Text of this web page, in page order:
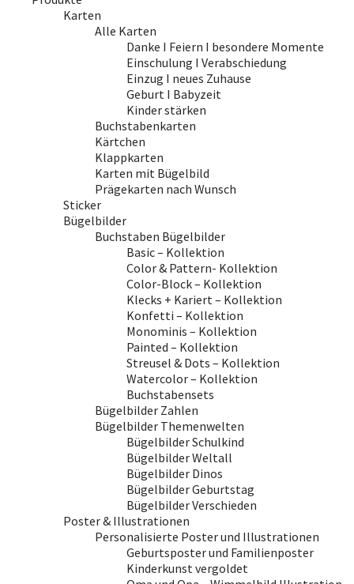
Karten
Alle Karten
Danke I Feiern I besondere Momente
Einschulung I Verabschiedung
Einzug I neues Zuhause
Geburt I Babyzeit
Kinder stärken
Buchstabenkarten
Kärtchen
Klappkarten
Karten mit Bügelbild
Prägekarten nach Wunsch
Sticker
Bügelbilder
Buchstaben Bügelbilder
Basic – Kollektion
Color & Pattern- Kollektion
Color-Block – Kollektion
Klecks + Kariert – Kollektion
Konfetti – Kollektion
Monominis – Kollektion
Painted – Kollektion
Streusel & Dots – Kollektion
Watercolor – Kollektion
Buchstabensets
Bügelbilder Zahlen
Bügelbilder Themenwelten
Bügelbilder Schulkind
Bügelbilder Weltall
Bügelbilder Dinos
Bügelbilder Geburtstag
Bügelbilder Verschieden
Poster & Illustrationen
Personalisierte Poster und Illustrationen
Geburtsposter und Familienposter
Kinderkunst vergoldet